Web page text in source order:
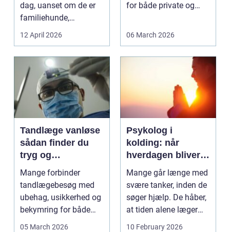
dag, uanset om de er
familiehunde,
jagthunde,
konkurrenceh...
12 April 2026
for både private og
06 March 2026
Tandlæge vanløse
sådan finder du
tryg og
professionel
tandpleje
Mange forbinder
tandlægebesøg med
ubehag, usikkerhed og
bekymring for både
smerter og pris.
05 March 2026
Psykolog i
kolding: når
hverdagen bliver
for tung at bære
alene
Mange går længe med
svære tanker, inden de
søger hjælp. De håber,
at tiden alene læger
sårene, at tr...
10 February 2026